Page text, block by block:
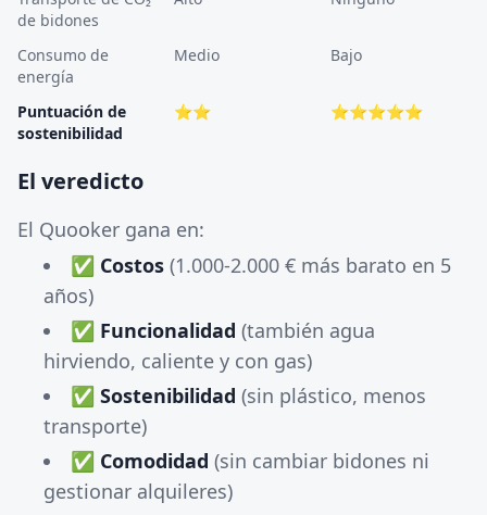
de bidones
Consumo de
energía
Medio Bajo
Puntuación de
sostenibilidad
⭐⭐ ⭐⭐⭐⭐⭐
El veredicto
El Quooker gana en:
✅ Costos (1.000-2.000 € más barato en 5
años)
✅ Funcionalidad (también agua
hirviendo, caliente y con gas)
✅ Sostenibilidad (sin plástico, menos
transporte)
✅ Comodidad (sin cambiar bidones ni
gestionar alquileres)